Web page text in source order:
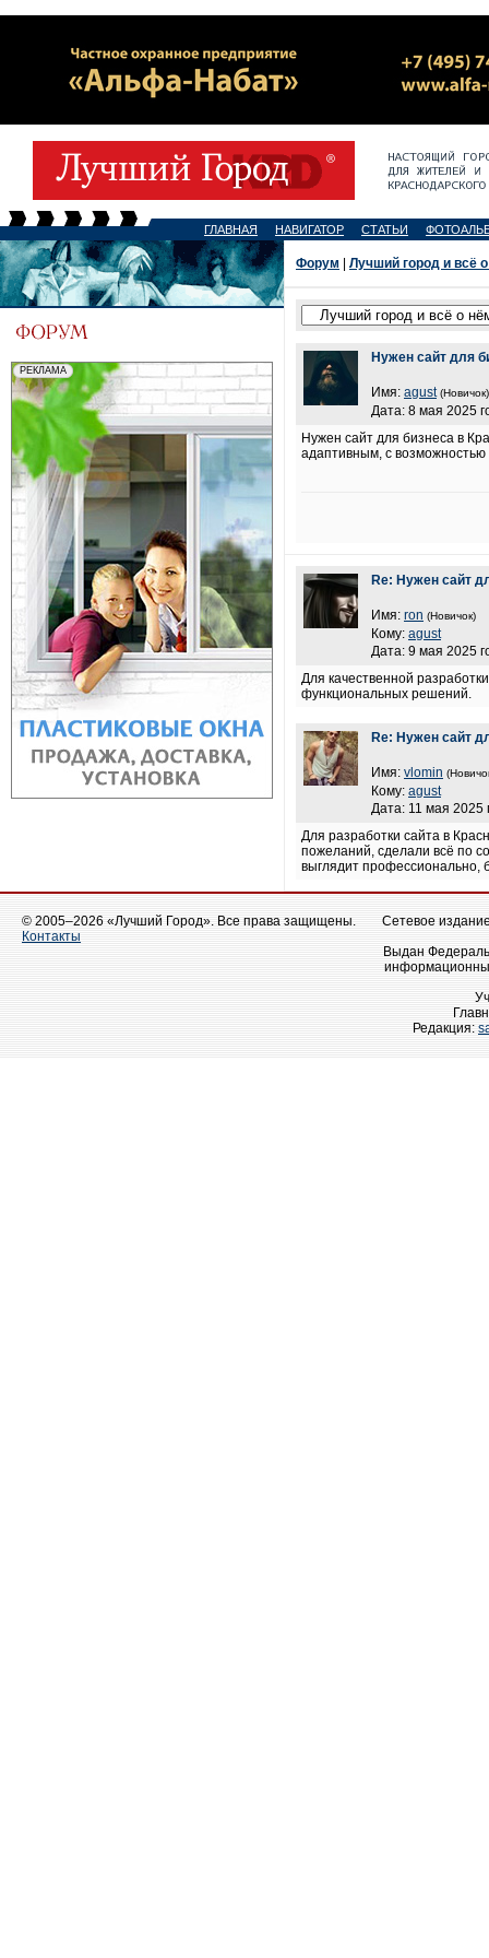
ГЛАВНАЯ НАВИГАТОР СТАТЬИ
Форум Лучший город и всё
Нужен сайт для
Имя: agust (Новичок)
Дата: 8 мая 2025
Нужен сайт для бизнеса в
адаптивным, с возможностью
Re: Нужен сайт
Имя: ron (Новичок)
Кому: agust
Дата: 9 мая 2025
Для качественной
функциональных решений.
Re: Нужен сайт
Имя: vlomin
Кому: agust
Дата: 11 мая 2025
Для разработки сайта в
пожеланий, сделали всё по
выглядит профессионально,
© 2005–2026 «Лучший Город». Все права защищены.
Контакты
Сетевое
Выдан
Редакция: